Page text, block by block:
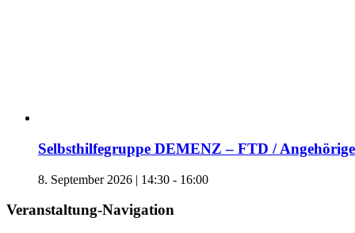
Selbsthilfegruppe DEMENZ – FTD /
8. September 2026 | 14:30 - 16:00
Veranstaltung-Navigation